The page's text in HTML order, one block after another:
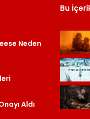
Neden
Aldı
Bu